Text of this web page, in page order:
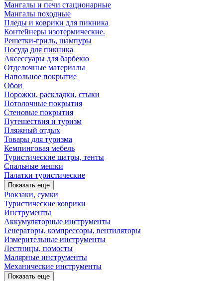
Мангалы и печи стационарные
Мангалы походные
Пледы и коврики для пикника
Контейнеры изотермические.
Решетки-гриль, шампуры
Посуда для пикника
Аксессуары для барбекю
Отделочные материалы
Напольное покрытие
Обои
Порожки, раскладки, стыки
Потолочные покрытия
Стеновые покрытия
Путешествия и туризм
Пляжный отдых
Товары для туризма
Кемпинговая мебель
Туристические шатры, тенты
Спальные мешки
Палатки туристические
Показать еще
Рюкзаки, сумки
Туристические коврики
Инструменты
Аккумуляторные инструменты
Генераторы, компрессоры, вентиляторы
Измерительные инструменты
Лестницы, помосты
Малярные инструменты
Механические инструменты
Показать еще